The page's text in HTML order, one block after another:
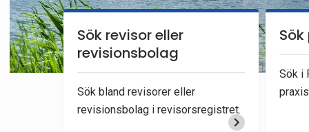
n
s
Sök revisor eller
revisionsbolag
Sök bland revisorer eller
revisionsbolag i revisorsregistret.
Sök i